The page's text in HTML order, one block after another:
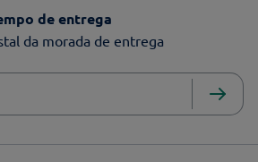
de entrega
da morada de entrega